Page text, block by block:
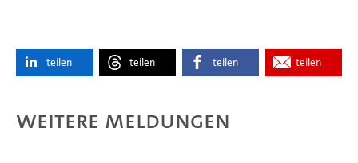
teilen teilen teilen teilen
Weitere Meldungen